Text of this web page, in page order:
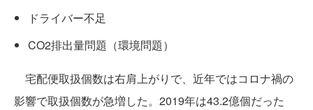
ドライバー不足
CO2排出量問題（環境問題）
宅配便取扱個数は右肩上がりで、近年ではコロナ禍の
影響で取扱個数が急増した。2019年は43.2億個だった